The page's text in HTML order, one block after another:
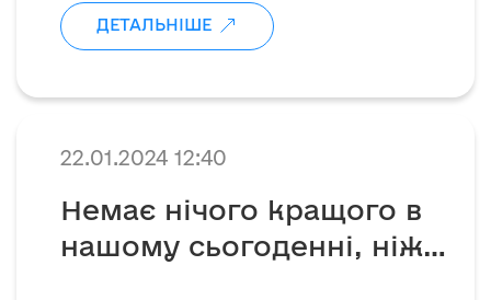
оборону нашої неньки,
тим паче в такий день, як
День Соборності💛
ДЕТАЛЬНІШЕ
22.01.2024 12:40
Немає нічого кращого в
нашому сьогоденні, ніж